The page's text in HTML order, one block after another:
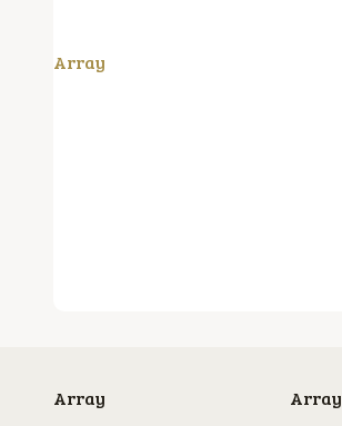
Array
Array Array